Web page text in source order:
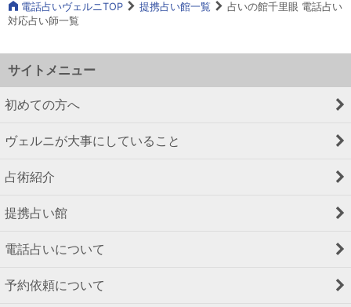
電話占いヴェルニTOP 提携占い館一覧
占いの館千里眼 電話占い
対応占い師一覧
サイトメニュー
初めての方へ
ヴェルニが大事にしていること
占術紹介
提携占い館
電話占いについて
予約依頼について